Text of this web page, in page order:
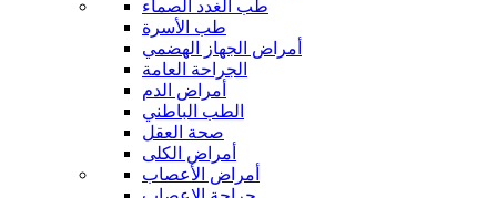
طب الغدد الصماء
طب الأسرة
أمراض الجهاز الهضمي
الجراحة العامة
أمراض الدم
الطب الباطني
صحة العقل
أمراض الكلى
أمراض الأعصاب